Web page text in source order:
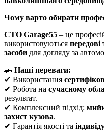
Чому варто обирати
СТО Garage55 – це
використовуються передові
засоби для догляду за
🚗 Наші переваги:
✔ Використання
✔ Робота на сучасному
результат.
✔ Комплексний підхід:
захист кузова.
✔ Гарантія якості та